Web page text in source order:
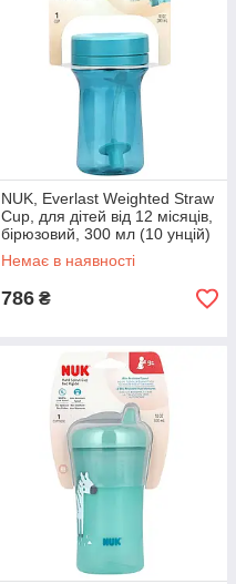
NUK, Everlast Weighted Straw
Cup, для дітей від 12 місяців,
бірюзовий, 300 мл (10 унцій)
оригінал
Немає в наявності
786 ₴